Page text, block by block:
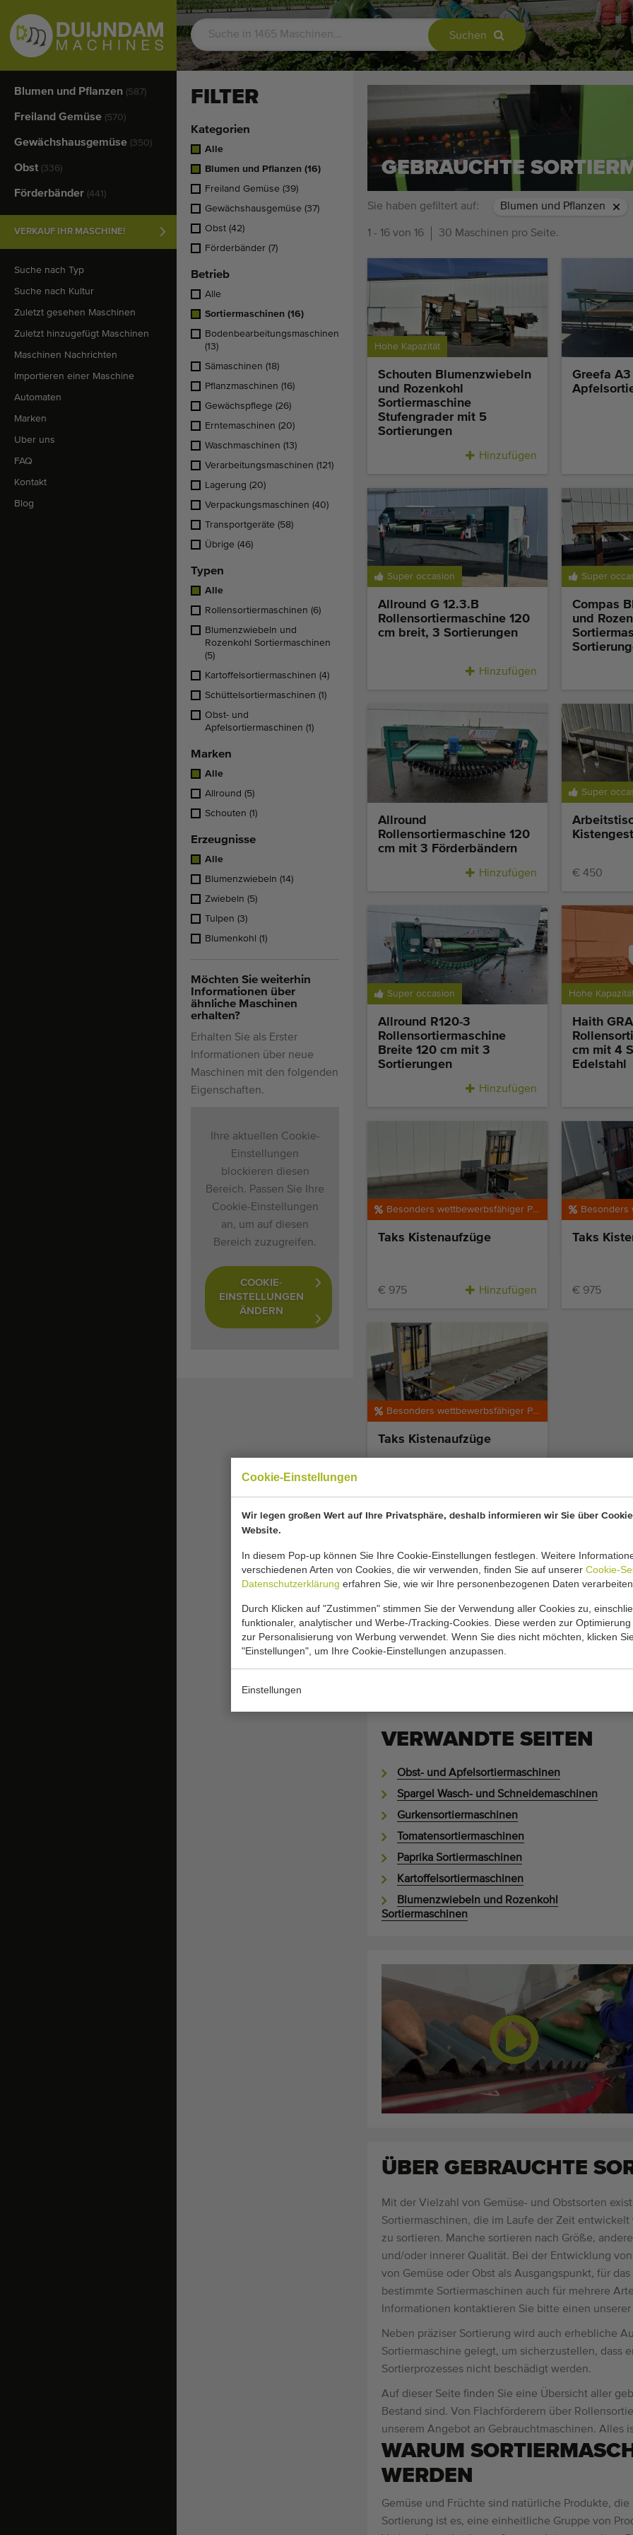
Cookie-Einstellungen
Wir legen großen Wert auf Ihre Privatsphäre, deshalb informieren wir Sie über
Website.
In diesem Pop-up können Sie Ihre Cookie-Einstellungen festlegen. Weitere
verschiedenen Arten von Cookies, die wir verwenden, finden Sie auf unserer Cookie-
Datenschutzerklärung erfahren Sie, wie wir Ihre personenbezogenen Daten verarbeiten.
Durch Klicken auf "Zustimmen" stimmen Sie der Verwendung aller Cookies zu,
funktionaler, analytischer und Werbe-/Tracking-Cookies. Diese werden zur
zur Personalisierung von Werbung verwendet. Wenn Sie dies nicht möchten, klicken
"Einstellungen", um Ihre Cookie-Einstellungen anzupassen.
Einstellungen
Blumen und Pflanzen (587)
Freiland Gemüse (570)
Gewächshausgemüse (350)
Obst (336)
Förderbänder (441)
VERKAUF IHR MASCHINE!
Suche nach Typ
Suche nach Kultur
Zuletzt gesehen Maschinen
Zuletzt hinzugefügt Maschinen
Maschinen Nachrichten
Importieren einer Maschine
Automaten
Marken
Uber uns
FAQ
Kontakt
Blog
Suchen
FILTER
Kategorien
Alle
Blumen und Pflanzen (16)
Freiland Gemüse (39)
Gewächshausgemüse (37)
Obst (42)
Förderbänder (7)
Betrieb
Alle
Sortiermaschinen (16)
Bodenbearbeitungsmaschinen
(13)
Sämaschinen (18)
Pflanzmaschinen (16)
Gewächspflege (26)
Erntemaschinen (20)
Waschmaschinen (13)
Verarbeitungsmaschinen (121)
Lagerung (20)
Verpackungsmaschinen (40)
Transportgeräte (58)
Übrige (46)
Typen
Alle
Rollensortiermaschinen (6)
Blumenzwiebeln und
Rozenkohl Sortiermaschinen
(5)
Kartoffelsortiermaschinen (4)
Schüttelsortiermaschinen (1)
Obst- und
Apfelsortiermaschinen (1)
Marken
Alle
Allround (5)
Schouten (1)
Erzeugnisse
Alle
Blumenzwiebeln (14)
Zwiebeln (5)
Tulpen (3)
Blumenkohl (1)
Möchten Sie weiterhin
Informationen über
ähnliche Maschinen
erhalten?
Erhalten Sie als Erster
Informationen über neue
Maschinen mit den folgenden
Eigenschaften.
Ihre aktuellen Cookie-
Einstellungen
blockieren diesen
Bereich. Passen Sie Ihre
Cookie-Einstellungen
an, um auf diesen
Bereich zuzugreifen.
COOKIE-
EINSTELLUNGEN
ÄNDERN
GEBRAUCHTE
Sie haben gefiltert auf: Blumen und Pflanzen
1 - 16 von 16 30 Maschinen pro Seite.
Hohe Kapazität
Schouten Blumenzwiebeln
und Rozenkohl
Sortiermaschine
Stufengrader mit 5
Sortierungen
Hinzufügen
Greefa
Super occasion
Allround G 12.3.B
Rollensortiermaschine 120
cm breit, 3 Sortierungen
Hinzufügen
Super
Compas
und
Allround
Rollensortiermaschine 120
cm mit 3 Förderbändern
Hinzufügen
Super
€ 450
Super occasion
Allround R120-3
Rollensortiermaschine
Breite 120 cm mit 3
Sortierungen
Hinzufügen
Hohe
Haith
cm mit 4
Edelstahl
Besonders wettbewerbsfähiger Preis
Taks Kistenaufzüge
€ 975 Hinzufügen
Taks
€ 975
Besonders wettbewerbsfähiger Preis
Taks Kistenaufzüge
MOCHTEN SIE IHRE
VERKAUFEN?
Wir sind ständig auf der Suche nach qualitativ
VERWANDTE SEITEN
Obst- und Apfelsortiermaschinen
Spargel Wasch- und Schneidemaschinen
Gurkensortiermaschinen
Tomatensortiermaschinen
Paprika Sortiermaschinen
Kartoffelsortiermaschinen
Blumenzwiebeln und Rozenkohl
Sortiermaschinen
ÜBER GEBRAUCHTE
Mit der Vielzahl von Gemüse- und Obstsorten
Sortiermaschinen, die im Laufe der Zeit
zu sortieren. Manche sortieren nach Größe,
und/oder innerer Qualität. Bei der Entwicklung
von Gemüse oder Obst als Ausgangspunkt, für
bestimmte Sortiermaschinen auch für mehrere
Informationen kontaktieren Sie bitte einen
Neben präziser Sortierung wird auch erhebliche
Sortiermaschine gelegt, um sicherzustellen, dass
Sortierprozesses nicht beschädigt werden.
Auf dieser Seite finden Sie eine Übersicht aller
Bestand sind. Von Flachförderern über
unserem Angebot an Gebrauchtmaschinen. Alles
WARUM
WERDEN
Gemüse und Früchte sind natürliche Produkte,
Sortierung ist es, eine einheitliche Gruppe von